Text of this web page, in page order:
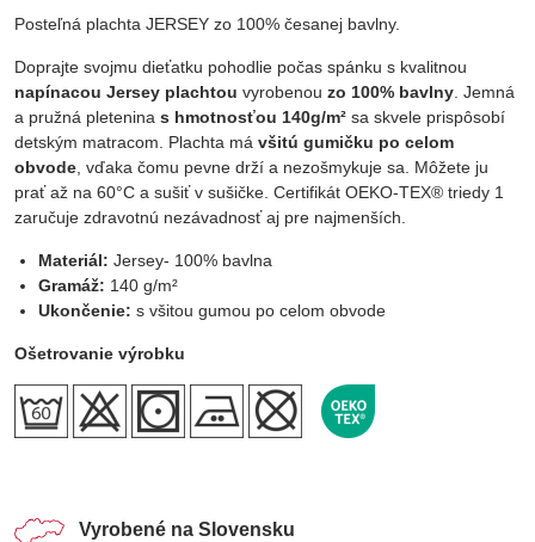
Posteľná plachta JERSEY zo 100% česanej bavlny.
Doprajte svojmu dieťatku pohodlie počas spánku s kvalitnou
napínacou Jersey plachtou vyrobenou zo 100% bavlny . Jemná
a pružná pletenina s hmotnosťou 140g/m² sa skvele prispôsobí
detským matracom. Plachta má všitú gumičku po celom
obvode , vďaka čomu pevne drží a nezošmykuje sa. Môžete ju
prať až na 60°C a sušiť v sušičke. Certifikát OEKO-TEX® triedy 1
zaručuje zdravotnú nezávadnosť aj pre najmenších.
Materiál: Jersey- 100% bavlna
Gramáž: 140 g/m²
Ukončenie: s všitou gumou po celom obvode
Ošetrovanie výrobku
Vyrobené na Slovensku